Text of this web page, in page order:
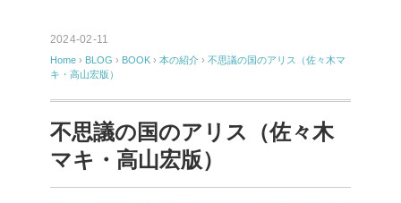
2024-02-11
Home › BLOG › BOOK › 本の紹介 › 不思議の国のアリス（佐々木マ
キ・高山宏版）
不思議の国のアリス（佐々木
マキ・高山宏版）